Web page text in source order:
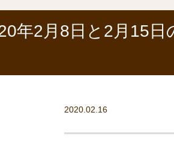
年2月8日と2月15日
2020.02.16